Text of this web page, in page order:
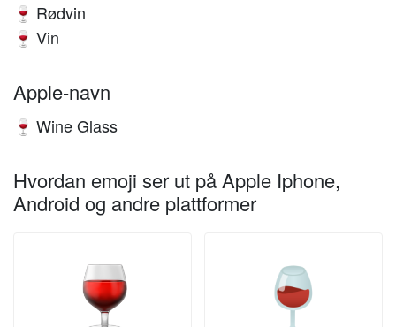
🍷 Rødvin
🍷 Vin
Apple-navn
🍷 Wine Glass
Hvordan emoji ser ut på Apple Iphone,
Android og andre plattformer